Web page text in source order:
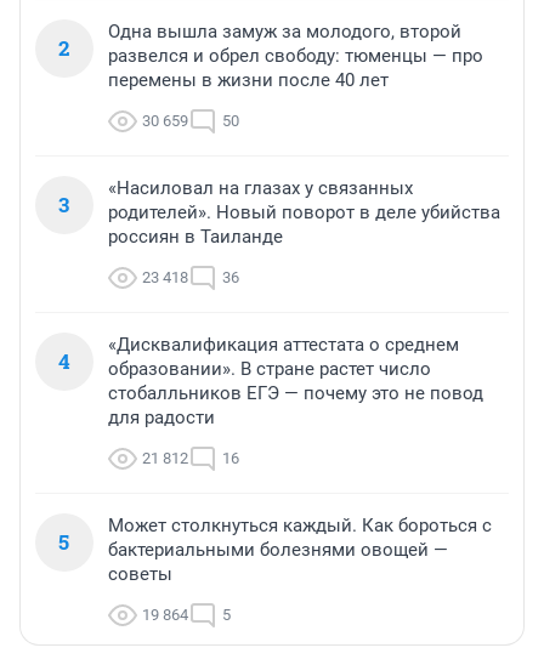
2
Одна вышла замуж за молодого, второй
развелся и обрел свободу: тюменцы — про
перемены в жизни после 40 лет
30 659 50
3
«Насиловал на глазах у связанных
родителей». Новый поворот в деле убийства
россиян в Таиланде
23 418 36
4
«Дисквалификация аттестата о среднем
образовании». В стране растет число
стобалльников ЕГЭ — почему это не повод
для радости
21 812 16
5
Может столкнуться каждый. Как бороться с
бактериальными болезнями овощей —
советы
19 864 5